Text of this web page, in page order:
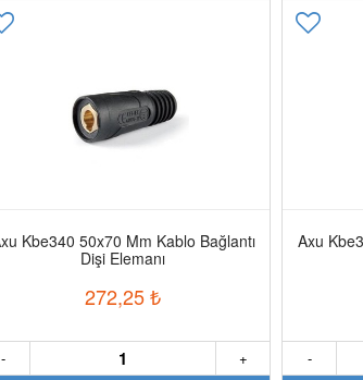
Kbe340 50x70 Mm Kablo Bağlantı
Dişi Elemanı
272,25₺
+
-
Axu
-